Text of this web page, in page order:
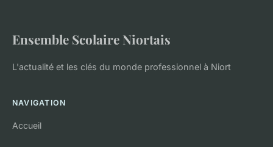
Ensemble Scolaire Niortais
L'actualité et les clés du monde professionnel à Niort
NAVIGATION
Accueil